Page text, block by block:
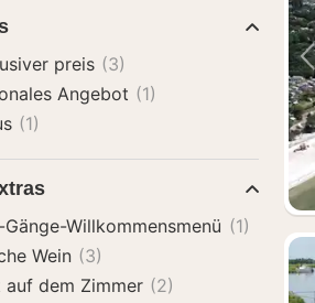
preis (3)
Angebot (1)
(1)
Gänge-Willkommensmenü (1)
Wein (3)
auf dem Zimmer (2)